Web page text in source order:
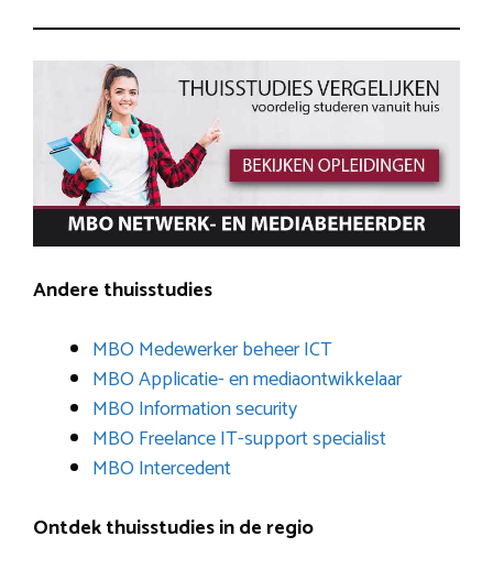
Andere thuisstudies
MBO Medewerker beheer ICT
MBO Applicatie- en mediaontwikkelaar
MBO Information security
MBO Freelance IT-support specialist
MBO Intercedent
Ontdek thuisstudies in de regio